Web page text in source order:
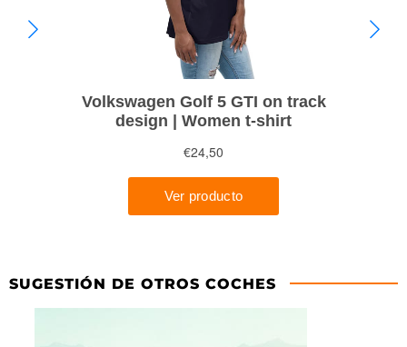
SUGESTIÓN DE OTROS COCHES